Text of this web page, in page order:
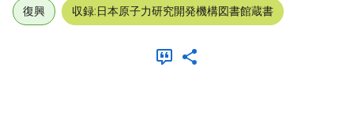
復興 収録:日本原子力研究開発機構図書館蔵書